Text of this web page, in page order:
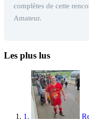
complètes de cette
Amateur.
Les plus lus
1.